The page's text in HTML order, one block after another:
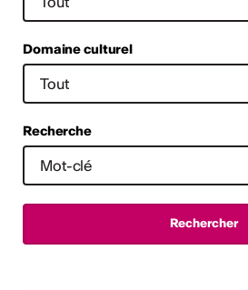
Domaine culturel
Recherche